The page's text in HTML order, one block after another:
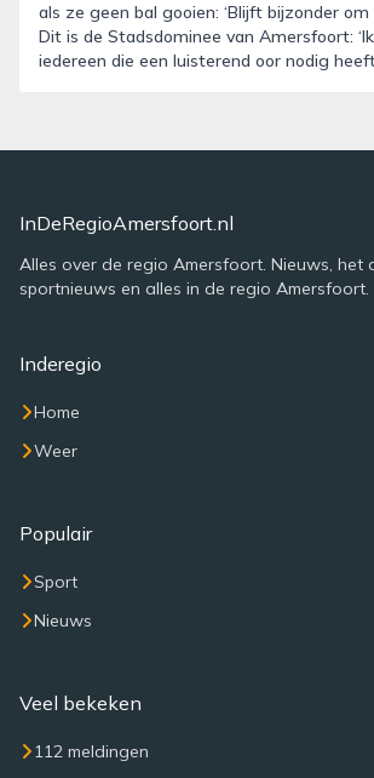
als ze geen bal gooien: ‘Blijft bijzonder om
Dit is de Stadsdominee van Amersfoort:
iedereen die een luisterend oor nodig
InDeRegioAmersfoort.nl
Alles over de regio Amersfoort. Nieuws, het
sportnieuws en alles in de regio Amersfoort.
Inderegio
Home
Weer
Populair
Sport
Nieuws
Veel bekeken
112 meldingen